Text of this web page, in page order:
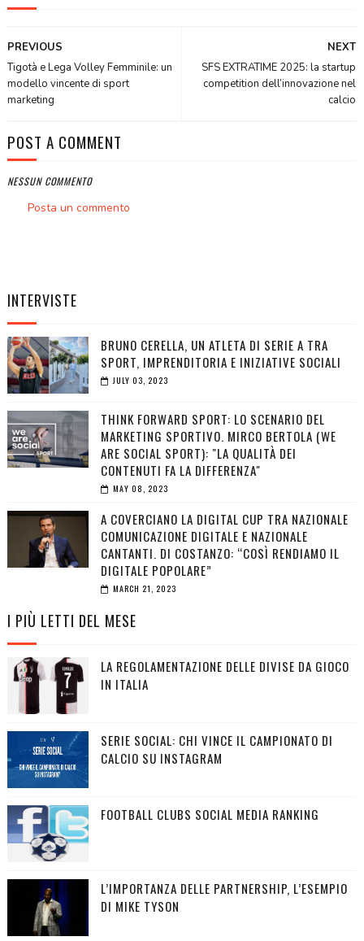
NEXT
SFS EXTRATIME 2025: la startup
competition dell’innovazione nel
calcio
PREVIOUS
Tigotà e Lega Volley Femminile: un
modello vincente di sport
marketing
POST A COMMENT
NESSUN COMMENTO
Posta un commento
INTERVISTE
BRUNO CERELLA, UN ATLETA DI SERIE A TRA
SPORT, IMPRENDITORIA E INIZIATIVE SOCIALI
JULY 03, 2023
THINK FORWARD SPORT: LO SCENARIO DEL
MARKETING SPORTIVO. MIRCO BERTOLA (WE
ARE SOCIAL SPORT): "LA QUALITÀ DEI
CONTENUTI FA LA DIFFERENZA"
MAY 08, 2023
A COVERCIANO LA DIGITAL CUP TRA NAZIONALE
COMUNICAZIONE DIGITALE E NAZIONALE
CANTANTI. DI COSTANZO: “COSÌ RENDIAMO IL
DIGITALE POPOLARE”
MARCH 21, 2023
I PIÙ LETTI DEL MESE
LA REGOLAMENTAZIONE DELLE DIVISE DA GIOCO
IN ITALIA
SERIE SOCIAL: CHI VINCE IL CAMPIONATO DI
CALCIO SU INSTAGRAM
FOOTBALL CLUBS SOCIAL MEDIA RANKING
L’IMPORTANZA DELLE PARTNERSHIP, L’ESEMPIO
DI MIKE TYSON